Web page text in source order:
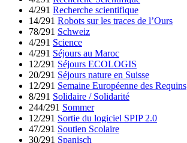
4/291 Recherche scientifique
14/291 Robots sur les traces de l’Ours
78/291 Schweiz
4/291 Science
4/291 Séjours au Maroc
12/291 Séjours ECOLOGIS
20/291 Séjours nature en Suisse
12/291 Semaine Européenne des Requins
8/291 Solidaire / Solidarité
244/291 Sommer
12/291 Sortie du logiciel SPIP 2.0
47/291 Soutien Scolaire
30/291 Spanisch